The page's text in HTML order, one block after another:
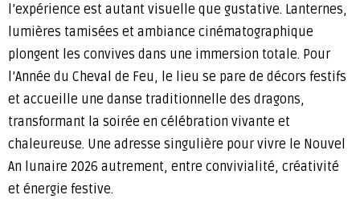
l’expérience est autant visuelle que gustative. Lanternes,
lumières tamisées et ambiance cinématographique
plongent les convives dans une immersion totale. Pour
l’Année du Cheval de Feu, le lieu se pare de décors festifs
et accueille une danse traditionnelle des dragons,
transformant la soirée en célébration vivante et
chaleureuse. Une adresse singulière pour vivre le Nouvel
An lunaire 2026 autrement, entre convivialité, créativité
et énergie festive.